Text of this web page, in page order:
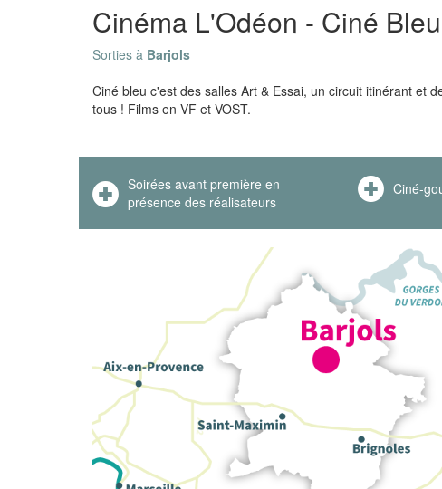
Cinéma L'Odéon - Ciné Bleu
Sorties à Barjols
Ciné bleu c'est des salles Art & Essai, un circuit itinérant et
tous ! Films en VF et VOST.
Soirées avant première en
présence des réalisateurs
Ciné-